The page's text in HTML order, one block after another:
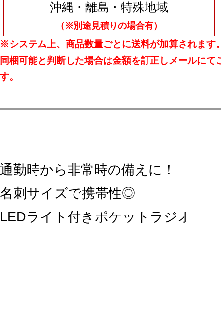
沖縄・離島・特殊地域
（※別途見積りの場合有）
※システム上、商品数量ごとに送料が加算されます
同梱可能と判断した場合は金額を訂正しメールにて
す。
通勤時から非常時の備えに！
名刺サイズで携帯性◎
LEDライト付きポケットラジオ